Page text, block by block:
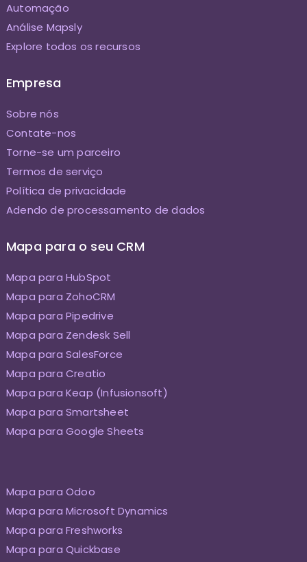
Automação
Análise Mapsly
Explore todos os recursos
Empresa
Sobre nós
Contate-nos
Torne-se um parceiro
Termos de serviço
Política de privacidade
Adendo de processamento de dados
Mapa para o seu CRM
Mapa para HubSpot
Mapa para ZohoCRM
Mapa para Pipedrive
Mapa para Zendesk Sell
Mapa para SalesForce
Mapa para Creatio
Mapa para Keap (Infusionsoft)
Mapa para Smartsheet
Mapa para Google Sheets
Mapa para Odoo
Mapa para Microsoft Dynamics
Mapa para Freshworks
Mapa para Quickbase